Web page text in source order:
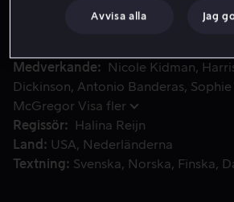
rasar den strikta fasaden snabbt.
Medverkande Nicole Kidman
Dickinson
Antonio Banderas
McGregor Visa fler
Regissör
Halina Reijn
Land
USA
Nederländerna
Textning
Svenska Norska Finska
Avvisa alla Jag